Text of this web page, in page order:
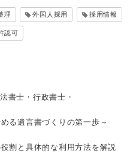
理 外国人採用 採用情報
認可
書士・行政書士・
る遺言書づくりの第一歩～
割と具体的な利用方法を解説